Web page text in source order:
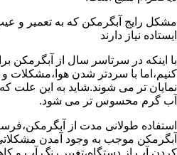
مشکل رایج آبگرمکن که به تعمیر و
ایستاده نیاز دارند
با اینکه در سرتاسر سال از آبگرمکن
کنیم،اما با سردتر شدن
نمایان تر می شوند.شاید به این علت
آب گرم محسوس تر می شود.
استفاده طولانی مدت از
آبگرمکن موجب به وجود آمدن